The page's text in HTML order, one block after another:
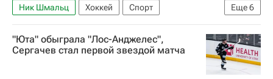
Еще6
Ник Шмальц Хоккей
Спорт
Солт-Лейк-Сити
Михаил Сергачев
Юта Маммот
Кайлер Ямамото
"Юта" обыграла "Лос-Анджелес",
Сергачев стал первой звездой матча